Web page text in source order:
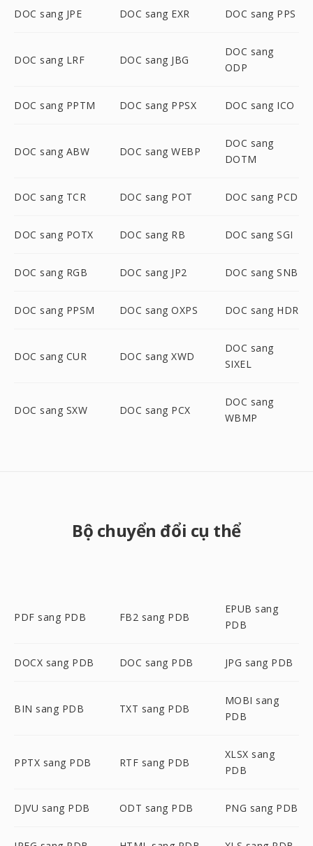
DOC sang JPE DOC sang EXR DOC sang PPS
DOC sang LRF DOC sang JBG
DOC sang
ODP
DOC sang PPTM DOC sang PPSX DOC sang ICO
DOC sang ABW DOC sang WEBP
DOC sang
DOTM
DOC sang TCR DOC sang POT DOC sang PCD
DOC sang POTX DOC sang RB DOC sang SGI
DOC sang RGB DOC sang JP2 DOC sang SNB
DOC sang PPSM DOC sang OXPS DOC sang HDR
DOC sang CUR DOC sang XWD
DOC sang
SIXEL
DOC sang SXW DOC sang PCX
DOC sang
WBMP
Bộ chuyển đổi cụ thể
PDF sang PDB FB2 sang PDB
EPUB sang
PDB
DOCX sang PDB DOC sang PDB JPG sang PDB
BIN sang PDB TXT sang PDB
MOBI sang
PDB
PPTX sang PDB RTF sang PDB
XLSX sang
PDB
DJVU sang PDB ODT sang PDB PNG sang PDB